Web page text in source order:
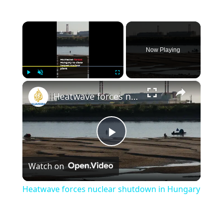
×
Now Playing
×
Play
Video
Heatwave forces nuclear shutdown in Hungary
Watch on
Heatwave forces nuclear shutdown in Hungary